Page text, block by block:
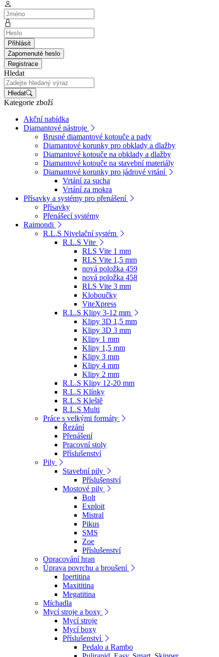
Přihlásit
Zapomenuté heslo
Registrace
Hledat
Hledat
Kategorie zboží
Akční nabídka
Diamantové nástroje
Brusné diamantové kotouče a pady
Diamantové korunky pro obklady a dlažby
Diamantové kotouče na obklady a dlažby
Diamantové kotouče na stavební materiály
Diamantové korunky pro jádrové vrtání
Vrtání za sucha
Vrtání za mokra
Přísavky a systémy pro přenášení
Přísavky
Přenášecí systémy
Raimondi
R.L.S Nivelační systém
R.L.S Vite
RLS Vite 1 mm
RLS Vite 1,5 mm
nová položka 459
nová položka 458
RLS Vite 3 mm
Kloboučky
ViteXpress
R.L.S Klipy 3-12 mm
Klipy 3D 1,5 mm
Klipy 3D 3 mm
Klipy 1 mm
Klipy 1,5 mm
Klipy 3 mm
Klipy 4 mm
Klipy 2 mm
R.L.S Klipy 12-20 mm
R.L.S Klínky
R.L.S Kleště
R.L.S Multi
Práce s velkými formáty
Řezání
Přenášení
Pracovní stoly
Příslušenství
Pily
Stavební pily
Příslušenství
Mostové pily
Bolt
Exploit
Mistral
Pikus
SMS
Zoe
Příslušenství
Opracování hran
Úprava povrchu a broušení
Ipertitina
Maxititina
Megatitina
Míchadla
Mycí stroje a boxy
Mycí stroje
Mycí boxy
Příslušenství
Pedalo a Rambo